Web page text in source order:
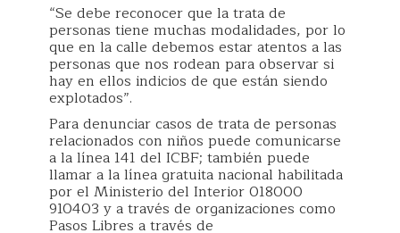
“Se debe reconocer que la trata de
personas tiene muchas modalidades, por lo
que en la calle debemos estar atentos a las
personas que nos rodean para observar si
hay en ellos indicios de que están siendo
explotados”.
Para denunciar casos de trata de personas
relacionados con niños puede comunicarse
a la línea 141 del ICBF; también puede
llamar a la línea gratuita nacional habilitada
por el Ministerio del Interior 018000
910403 y a través de organizaciones como
Pasos Libres a través de